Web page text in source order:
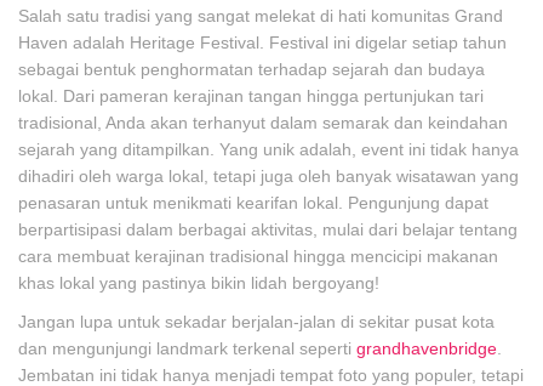
Salah satu tradisi yang sangat melekat di hati komunitas Grand
Haven adalah Heritage Festival. Festival ini digelar setiap tahun
sebagai bentuk penghormatan terhadap sejarah dan budaya
lokal. Dari pameran kerajinan tangan hingga pertunjukan tari
tradisional, Anda akan terhanyut dalam semarak dan keindahan
sejarah yang ditampilkan. Yang unik adalah, event ini tidak hanya
dihadiri oleh warga lokal, tetapi juga oleh banyak wisatawan yang
penasaran untuk menikmati kearifan lokal. Pengunjung dapat
berpartisipasi dalam berbagai aktivitas, mulai dari belajar tentang
cara membuat kerajinan tradisional hingga mencicipi makanan
khas lokal yang pastinya bikin lidah bergoyang!
Jangan lupa untuk sekadar berjalan-jalan di sekitar pusat kota
dan mengunjungi landmark terkenal seperti grandhavenbridge
Jembatan ini tidak hanya menjadi tempat foto yang populer, tetapi